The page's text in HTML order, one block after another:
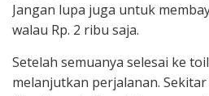
Jangan lupa juga untuk
walau Rp. 2 ribu saja.
Setelah semuanya selesai ke
melanjutkan perjalanan.